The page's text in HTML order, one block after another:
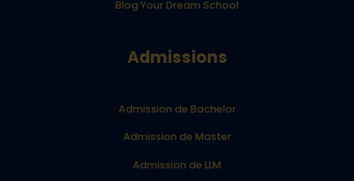
Blog Your Dream School
Admissions
Admission de Bachelor
Admission de Master
Admission de LLM